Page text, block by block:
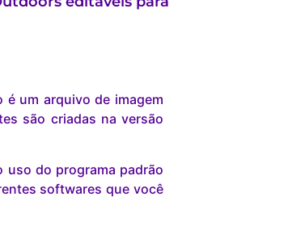
um arquivo de imagem
são criadas na versão
uso do programa padrão
softwares que você